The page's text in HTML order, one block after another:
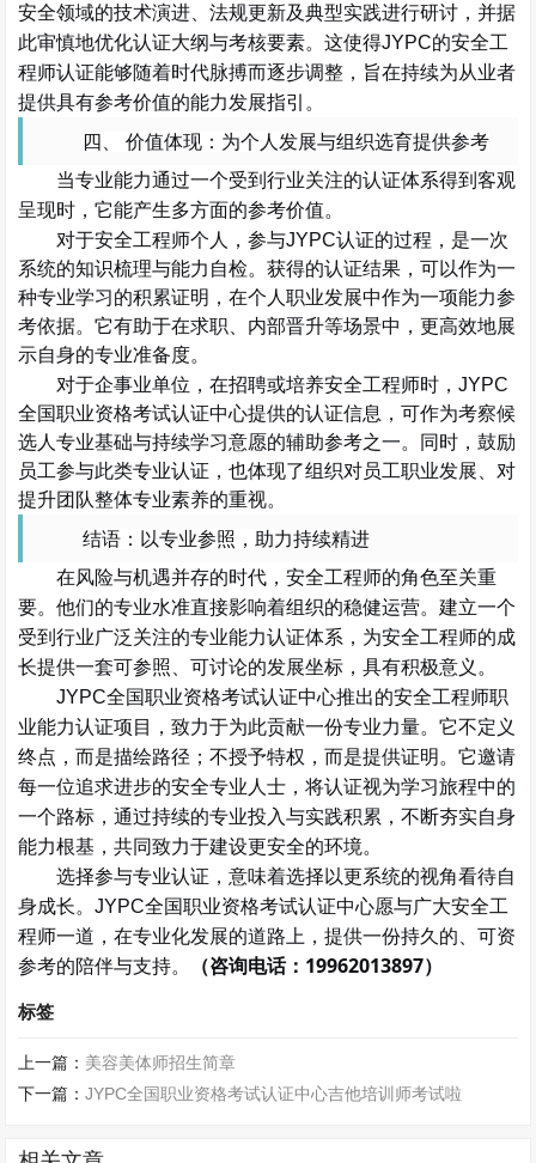
安全领域的技术演进、法规更新及典型实践进行研讨，并据
此审慎地优化认证大纲与考核要素。这使得JYPC的安全工
程师认证能够随着时代脉搏而逐步调整，旨在持续为从业者
提供具有参考价值的能力发展指引。
四、
价值体现：为个人发展与组织选育提供参考
当专业能力通过一个受到行业关注的认证体系得到客观
呈现时，它能产生多方面的参考价值。
对于安全工程师个人，参与JYPC认证的过程，是一次
系统的知识梳理与能力自检。获得的认证结果，可以作为一
种专业学习的积累证明，在个人职业发展中作为一项能力参
考依据。它有助于在求职、内部晋升等场景中，更高效地展
示自身的专业准备度。
对于企事业单位，在招聘或培养安全工程师时，JYPC
全国职业资格考试认证中心提供的认证信息，可作为考察候
选人专业基础与持续学习意愿的辅助参考之一。同时，鼓励
员工参与此类专业认证，也体现了组织对员工职业发展、对
提升团队整体专业素养的重视。
结语：以专业参照，助力持续精进
在风险与机遇并存的时代，安全工程师的角色至关重
要。他们的专业水准直接影响着组织的稳健运营。建立一个
受到行业广泛关注的专业能力认证体系，为安全工程师的成
长提供一套可参照、可讨论的发展坐标，具有积极意义。
JYPC全国职业资格考试认证中心推出的安全工程师职
业能力认证项目，致力于为此贡献一份专业力量。它不定义
终点，而是描绘路径；不授予特权，而是提供证明。它邀请
每一位追求进步的安全专业人士，将认证视为学习旅程中的
一个路标，通过持续的专业投入与实践积累，不断夯实自身
能力根基，共同致力于建设更安全的环境。
选择参与专业认证，意味着选择以更系统的视角看待自
身成长。JYPC全国职业资格考试认证中心愿与广大安全工
程师一道，在专业化发展的道路上，提供一份持久的、可资
参考的陪伴与支持。
（咨询电话： 19962013897）
标签
上一篇： 美容美体师招生简章
下一篇：JYPC全国职业资格考试认证中心吉他培训师考试啦